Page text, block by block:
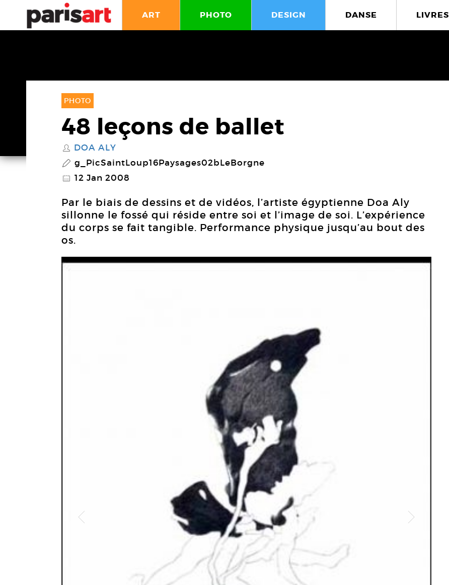
ART PHOTO DESIGN DANSE LIVRES
PHOTO
48 leçons de ballet
S DOA ALY
P g_PicSaintLoup16Paysages02bLeBorgne
@ 12 Jan 2008
Par le biais de dessins et de vidéos, l’artiste égyptienne Doa Aly
sillonne le fossé qui réside entre soi et l’image de soi. L’expérience
du corps se fait tangible. Performance physique jusqu’au bout des
os.